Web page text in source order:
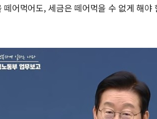
떼어먹어도, 세금은 떼어먹을 수 없게 해